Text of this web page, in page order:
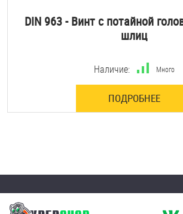
DIN 963 - Винт с потайной
шлиц
Наличие: Много
ПОДРОБНЕЕ